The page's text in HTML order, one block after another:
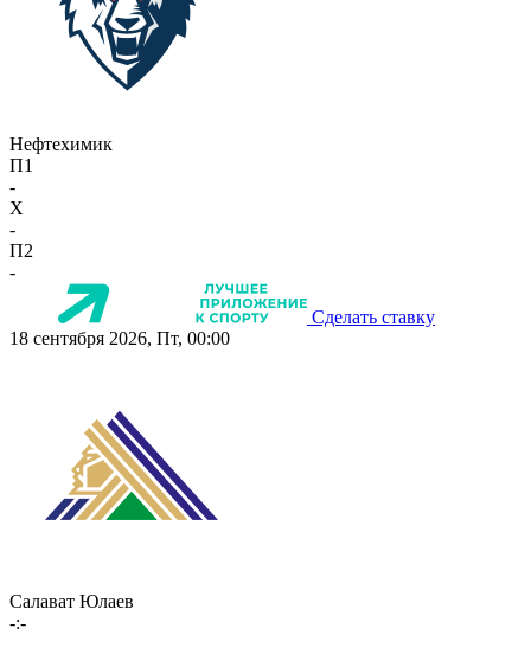
Нефтехимик
П1
-
X
-
П2
-
Сделать ставку
18 сентября 2026, Пт, 00:00
Салават Юлаев
-:-